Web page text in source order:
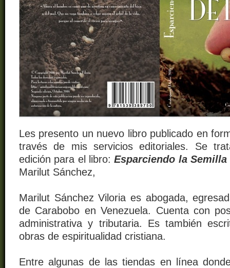
Les presento un nuevo libro publicado en
través de mis servicios editoriales. Se
edición para el libro:Esparciendo la Semilla
Marilut Sánchez,
Marilut Sánchez Viloria es abogada,
de Carabobo en Venezuela. Cuenta con
administrativa y tributaria. Es también
obras de espiritualidad cristiana.
Entre algunas de las tiendas en línea